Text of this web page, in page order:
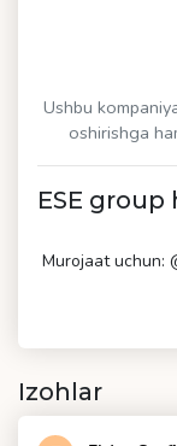
Ushbu
oshirishga
ESE group
Murojaat uchun:
Izohlar